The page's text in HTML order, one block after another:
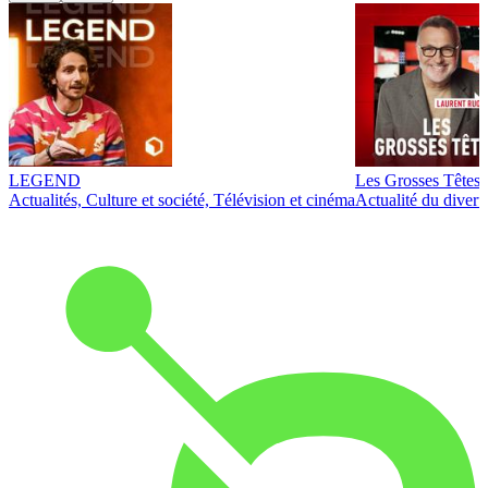
LEGEND
Actualités, Culture et société, Télévision et cinéma
Les Grosses Têtes
Actualité du